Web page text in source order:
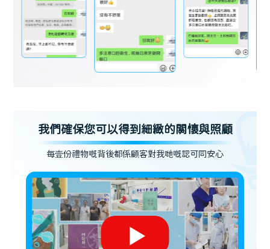
我們確保您可以得到細緻的關懷與照顧
每壹份禮物嘅背後都係顧客對我哋嘅認可同安心